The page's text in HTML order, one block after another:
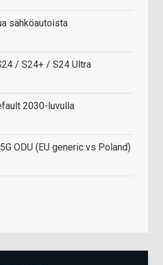
sähköautoista
/ S24+ / S24 Ultra
2030-luvulla
ODU (EU generic vs Poland)